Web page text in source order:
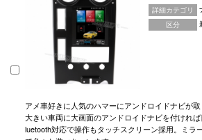
詳細カテゴリ
区分
アメ車好きに人気のハマーにアンドロイドナビが取
大きい車両に大画面のアンドロイドナビを付けれ
luetooth対応で操作もタッチスクリーン採用。ミラ